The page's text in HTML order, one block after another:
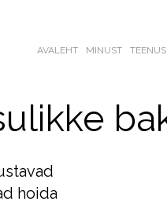
AVALEHT MINUST
hoida